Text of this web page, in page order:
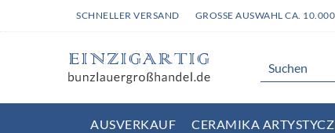
SCHNELLER VERSAND GROSSE AUSWAHL CA.
AUSVERKAUF CERAMIKA